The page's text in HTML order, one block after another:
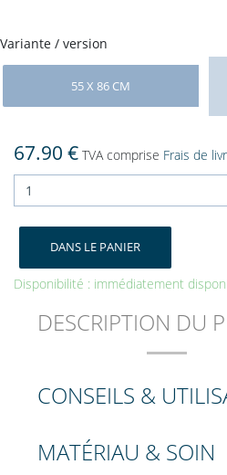
Variante / version
55 X 86 CM
67.90 € TVA comprise Frais de
DANS LE PANIER
Disponibilité : immédiatement
DESCRIPTION DU
CONSEILS &
MATÉRIAU & SOIN